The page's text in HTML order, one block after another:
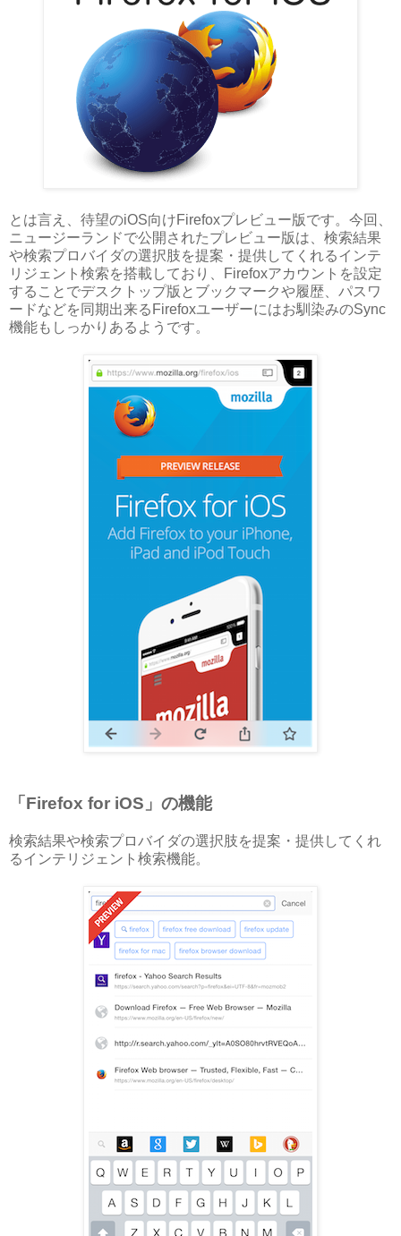
とは言え、待望のiOS向けFirefoxプレビュー版です。今回、
ニュージーランドで公開されたプレビュー版は、検索結果
や検索プロバイダの選択肢を提案・提供してくれるインテ
リジェント検索を搭載しており、Firefoxアカウントを設定
することでデスクトップ版とブックマークや履歴、パスワ
ードなどを同期出来るFirefoxユーザーにはお馴染みのSync
機能もしっかりあるようです。
「Firefox for iOS」の機能
検索結果や検索プロバイダの選択肢を提案・提供してくれ
るインテリジェント検索機能。